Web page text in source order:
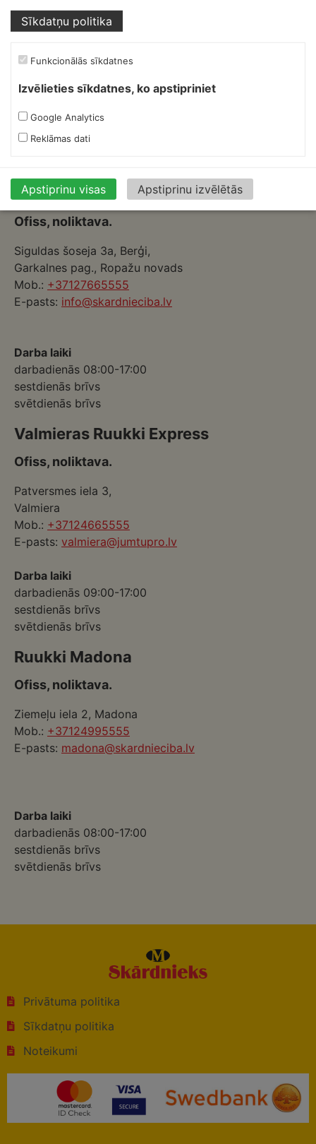
Izmēģinātāju iela 1a,
Priekuļi, Cēsu novads.
E-pasts:skardnieksm@skardnieciba.lv
Darba laiki
darbadienās 08:00-17:00
sestdienās brīvs
Ruukki Berģi
Ofiss, noliktava.
Siguldas šoseja 3a, Berģi,
Garkalnes pag., Ropažu novads
Mob.: +37127665555
E-pasts: info@skardnieciba.lv
Darba laiki
darbadienās 08:00-17:00
sestdienās brīvs
svētdienās brīvs
Valmieras Ruukki Express
Ofiss, noliktava.
Patversmes iela 3,
Valmiera
Mob.: +37124665555
E-pasts: valmiera@jumtupro.lv
Darba laiki
darbadienās 09:00-17:00
sestdienās brīvs
svētdienās brīvs
Ruukki Madona
Ofiss, noliktava.
Ziemeļu iela 2, Madona
Mob.: +37124995555
E-pasts: madona@skardnieciba.lv
Darba laiki
darbadienās 08:00-17:00
sestdienās brīvs
svētdienās brīvs
Privātuma politika
Sīkdatņu politika
Noteikumi
Sīkdatņu politika
Funkcionālās sīkdatnes
Izvēlieties sīkdatnes, ko apstipriniet
Google Analytics
Reklāmas dati
Apstiprinu visas Apstiprinu izvēlētās